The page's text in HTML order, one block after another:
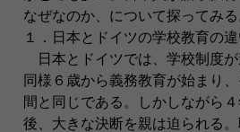
なぜなのか、について探ってみる
１．日本とドイツの学校教育の
日本とドイツでは、学校制度
同様６歳から義務教育が始まり
間と同じである。しかしながら
後、大きな決断を親は迫られる